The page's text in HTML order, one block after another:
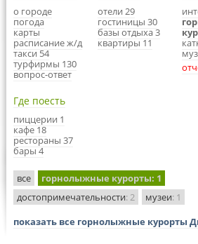
о городе
погода
карты
расписание ж/д
такси 54
турфирмы 130
вопрос-ответ
отели 29
гостиницы 30
базы отдыха 3
квартиры 11
Где поесть
пиццерии 1
кафе 18
рестораны 37
бары 4
все горнолыжные курорты: 1
достопримечательности: 2 музеи: 1
показать все горнолыжные курорты